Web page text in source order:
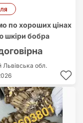
по хороших цінах
шкіри бобра
Львівська обл.